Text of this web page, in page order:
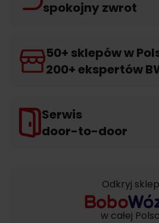
spokojny zwrot
50+ sklepów w
200+ ekspertów
Serwis
door-to-door
Odkryj
w całej